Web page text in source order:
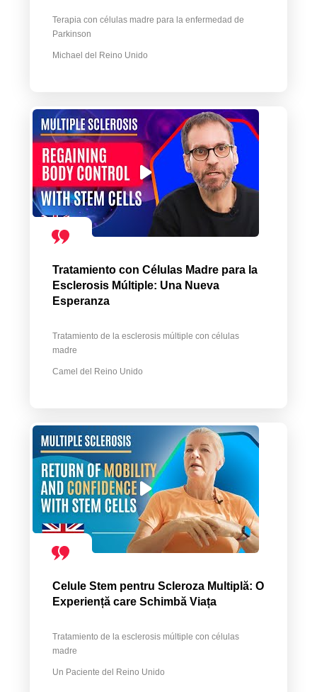
Terapia con células madre para la enfermedad de
Parkinson
Michael del Reino Unido
Tratamiento con Células Madre para la
Esclerosis Múltiple: Una Nueva
Esperanza
Tratamiento de la esclerosis múltiple con células
madre
Camel del Reino Unido
Celule Stem pentru Scleroza Multiplă: O
Experiență care Schimbă Viața
Tratamiento de la esclerosis múltiple con células
madre
Un Paciente del Reino Unido